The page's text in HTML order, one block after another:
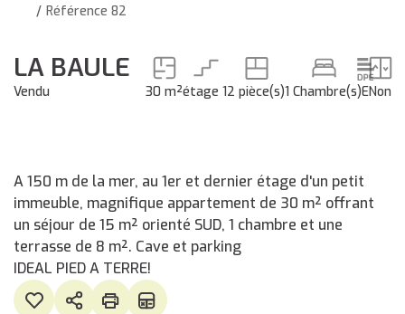
Référence 82
LA BAULE
Vendu 30 m²étage 12 pièce(s)1 Chambre(s)ENon
A 150 m de la mer, au 1er et dernier étage d'un petit
immeuble, magnifique appartement de 30 m² offrant
un séjour de 15 m² orienté SUD, 1 chambre et une
terrasse de 8 m². Cave et parking
IDEAL PIED A TERRE!